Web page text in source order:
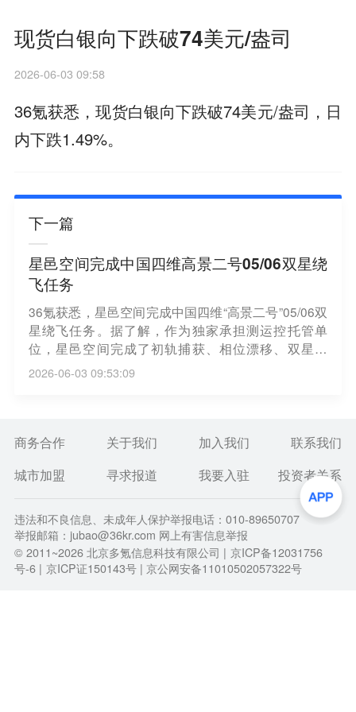
现货白银向下跌破74美元/盎司
2026-06-03 09:58
36氪获悉，现货白银向下跌破74美元/盎司，日
内下跌1.49%。
下一篇
星邑空间完成中国四维高景二号05/06双星绕
飞任务
36氪获悉，星邑空间完成中国四维“高景二号”05/06双
星绕飞任务。据了解，作为独家承担测运控托管单
位，星邑空间完成了初轨捕获、相位漂移、双星跟
飞、编队绕飞构型建立等一系列复杂轨道控制。本次
2026-06-03 09:53:09
商务合作 关于我们 加入我们
联系我们
城市加盟
寻求报道 我要入驻 投资者关系
违法和不良信息、未成年人保护举报电话：010-89650707
举报邮箱：jubao@36kr.com 网上有害信息举报
© 2011~2026北京多氪信息科技有限公司 | 京ICP备12031756
号-6 | 京ICP证150143号 | 京公网安备11010502057322号